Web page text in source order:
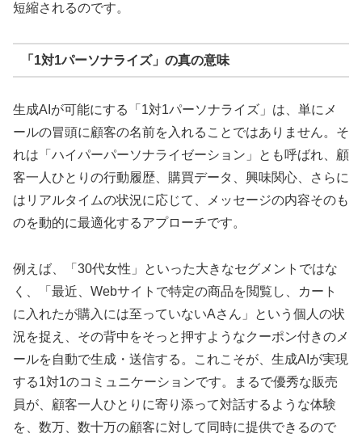
短縮されるのです。
「1対1パーソナライズ」の真の意味
生成AIが可能にする「1対1パーソナライズ」は、単にメ
ールの冒頭に顧客の名前を入れることではありません。そ
れは「ハイパーパーソナライゼーション」とも呼ばれ、顧
客一人ひとりの行動履歴、購買データ、興味関心、さらに
はリアルタイムの状況に応じて、メッセージの内容そのも
のを動的に最適化するアプローチです。
例えば、「30代女性」といった大きなセグメントではな
く、「最近、Webサイトで特定の商品を閲覧し、カート
に入れたが購入には至っていないAさん」という個人の状
況を捉え、その背中をそっと押すようなクーポン付きのメ
ールを自動で生成・送信する。これこそが、生成AIが実現
する1対1のコミュニケーションです。まるで優秀な販売
員が、顧客一人ひとりに寄り添って対話するような体験
を、数万、数十万の顧客に対して同時に提供できるので